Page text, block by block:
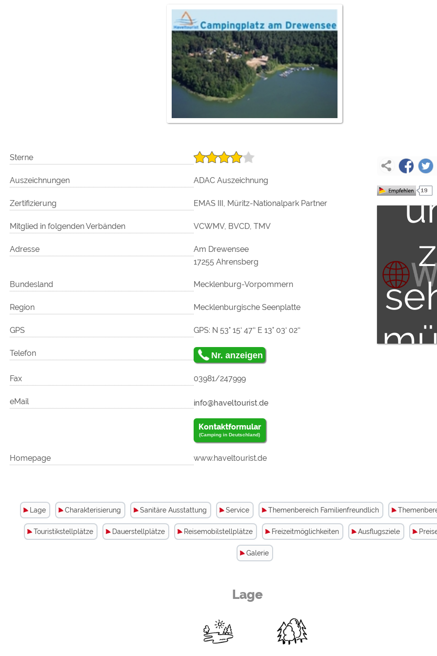
Sterne
Auszeichnungen ADAC Auszeichnung
Zertifizierung EMAS III, Müritz-Nationalpark Partner
Mitglied in folgenden Verbänden VCWMV, BVCD, TMV
Adresse
Am Drewensee
17255 Ahrensberg
Bundesland Mecklenburg-Vorpommern
Region Mecklenburgische Seenplatte
GPS GPS: N 53° 15‘ 47‘‘ E 13° 03‘ 02‘‘
Telefon Nr. anzeigen
Fax 03981/247999
eMail
Kontaktformular
(Camping in Deutschland)
Homepage www.haveltourist.de
Lage Charakterisierung Sanitäre Ausstattung Service Themenbereich Familienfreundlich
Touristikstellplätze Dauerstellplätze Reisemobilstellplätze Freizeitmöglichkeiten Ausflugsziele
Galerie
Lage
Google reCAPTCHA (Formulare)
https://policies.google.com/privacy
Statistiken
Google Analytics https://policies.google.com/privacy
Marketing
Google Remarketing
https://policies.google.com/privacy
Die Cookieeinstellungen können jeder Zeit im Footer über "COOKIES" geändert